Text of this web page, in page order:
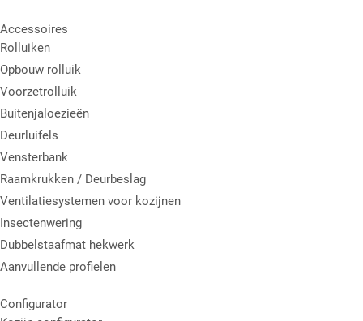
Accessoires
Rolluiken
Opbouw rolluik
Voorzetrolluik
Buitenjaloezieën
Deurluifels
Vensterbank
Raamkrukken / Deurbeslag
Ventilatiesystemen voor kozijnen
Insectenwering
Dubbelstaafmat hekwerk
Aanvullende profielen
Configurator